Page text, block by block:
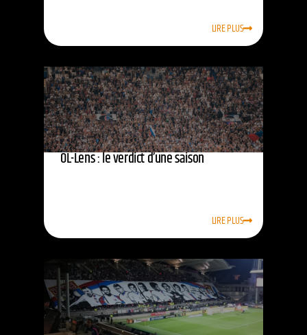
LIRE PLUS
OL-Lens : le verdict d’une saison
LIRE PLUS